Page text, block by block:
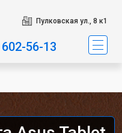
Пулковская ул., 8 к1
56-13